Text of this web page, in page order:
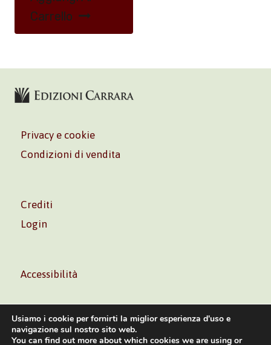
Carrello
Privacy e cookie
Condizioni di vendita
Crediti
Login
Accessibilità
Usiamo i cookie per fornirti la miglior esperienza d'uso e
navigazione sul nostro sito web.
You can find out more about which cookies we are using or